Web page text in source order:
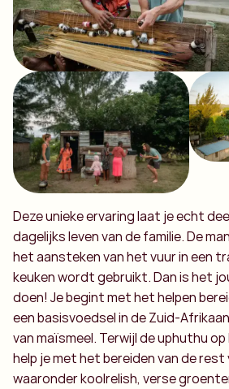
Deze unieke ervaring laat je echt
dagelijks leven van de familie. De
het aansteken van het vuur in een
keuken wordt gebruikt. Dan is het
doen! Je begint met het helpen
een basisvoedsel in de Zuid-
van maïsmeel. Terwijl de uphuthu
help je met het bereiden van de rest
waaronder koolrelish, verse